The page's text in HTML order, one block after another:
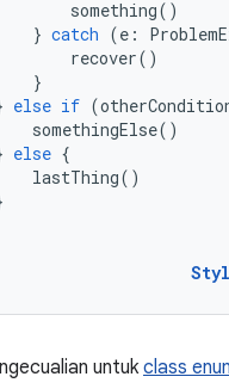
something()
} catch (e :
recover()
}
else if (
somethingElse()
else {
lastThing()
untuk class